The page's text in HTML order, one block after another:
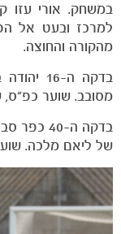
במשחק. אורי עזו
למרכז ובעט אל
מהקורה והחוצה.
בדקה
מסובב. שוער כפ״ס,
בדקה ה-
של ליאם מלכה.